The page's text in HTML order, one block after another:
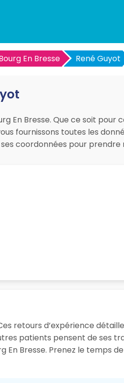
En Bresse René Guyot
En Bresse. Que ce soit pour
fournissons toutes les
coordonnées pour
retours d’expérience
patients pensent de ses
Bresse. Prenez le temps